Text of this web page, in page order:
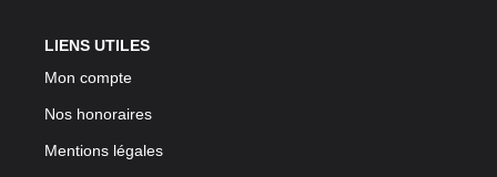
LIENS UTILES
Mon compte
Nos honoraires
Mentions légales